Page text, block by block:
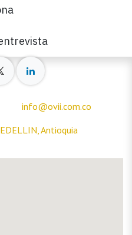
info@ovii.com.co
Antioquia